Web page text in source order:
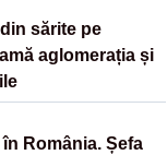
sărite pe
aglomerația și
România. Șefa